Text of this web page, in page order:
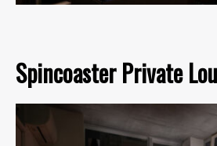
Spincoaster Private